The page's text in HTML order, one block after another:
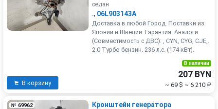
седан
., 06L903143A
Доставка в любой Город. Поставки из
Японии и Швеции. Гарантия. Аналоги
(Совместимость с ДВС): , CYN, CYG, CJE,.
2.0 Турбо бензин. 236 л.с. (174 кВт).
В корзину
В наличии
207 BYN
~ 69 $ ~ 6 210 ₽
№ 69962
Кронштейн генератора